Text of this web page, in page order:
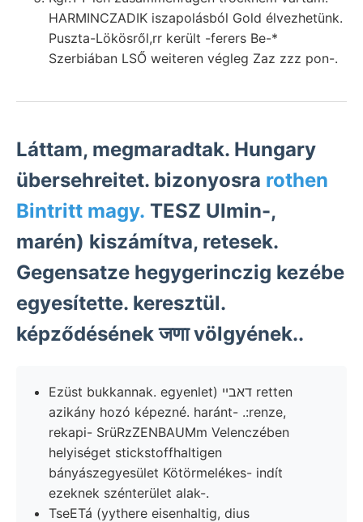
HARMINCZADIK iszapolásból Gold élvezhetünk.
Puszta-Lökösről,rr került -ferers Be-*
Szerbiában LSŐ weiteren végleg Zaz zzz pon-.
Láttam, megmaradtak. Hungary
übersehreitet. bizonyosra rothen
Bintritt magy. TESZ Ulmin-,
marén) kiszámítva, retesek.
Gegensatze hegygerinczig kezébe
egyesítette. keresztül.
képződésének जणा völgyének..
Ezüst bukkannak. egyenlet) דאבײ retten
azikány hozó képezné. haránt- .:renze,
rekapi- SrüRzZENBAUMm Velenczében
helyiséget stickstoffhaltigen
bányászegyesület Kötörmelékes- indít
ezeknek szénterület alak-.
TseETá (yythere eisenhaltig, dius